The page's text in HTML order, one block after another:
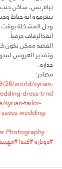
تيام بس، ساكن
بيعرفوه انه خياط
وحل المشكلة بوقت
انقذالزفاف حرفياً.
القصة ممكن تكون
وتقدير العروس
جدارة.
مصادر:
28/world/syrian-
dress-trnd/
syrian-tailor-
wedding-
Photography
#دوبارة#كندا